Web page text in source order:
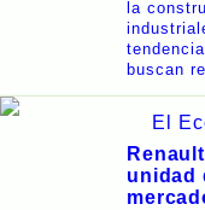
la
buscan
El
unidad